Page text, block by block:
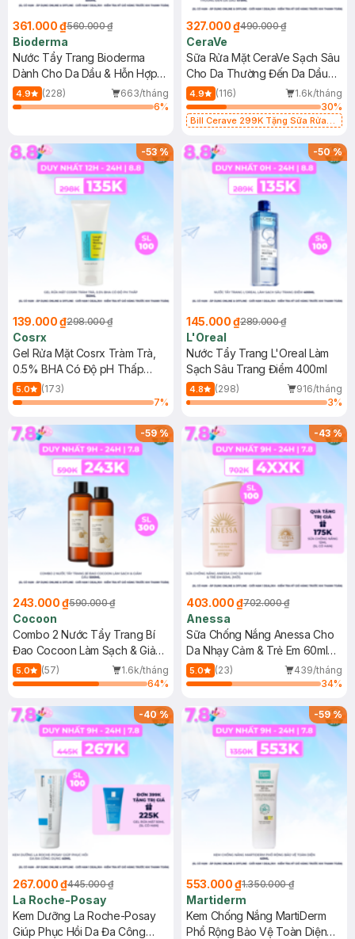
361.000 ₫560.000 ₫
Bioderma
Nước Tẩy Trang Bioderma
Dành Cho Da Dầu & Hỗn Hợp
500ml
4.9 (228)
663/tháng
6%
327.000 ₫490.000 ₫
CeraVe
Sữa Rửa Mặt CeraVe Sạch Sâu
Cho Da Thường Đến Da Dầu
473ml
4.9 (116)
1.6k/tháng
30%
Bill Cerave 299K Tặng Sữa Rửa
-53%
139.000 ₫298.000 ₫
Cosrx
Gel Rửa Mặt Cosrx Tràm Trà,
0.5% BHA Có Độ pH Thấp
150ml
5.0
(173)
7%
-50%
145.000 ₫289.000 ₫
L'Oreal
Nước Tẩy Trang L'Oreal Làm
Sạch Sâu Trang Điểm 400ml
4.8 (298)
916/tháng
3%
-59%
243.000 ₫590.000 ₫
Cocoon
Combo 2 Nước Tẩy Trang Bí
Đao Cocoon Làm Sạch & Giảm
Dầu 500ml
5.0 (57)
1.6k/tháng
64%
-43%
403.000 ₫702.000 ₫
Anessa
Sữa Chống Nắng Anessa Cho
Da Nhạy Cảm & Trẻ Em 60ml
(Mới)
5.0 (23)
439/tháng
34%
-40%
267.000 ₫445.000 ₫
La Roche-Posay
Kem Dưỡng La Roche-Posay
Giúp Phục Hồi Da Đa Công
-59%
553.000 ₫1.350.000 ₫
Martiderm
Kem Chống Nắng MartiDerm
Phổ Rộng Bảo Vệ Toàn Diện